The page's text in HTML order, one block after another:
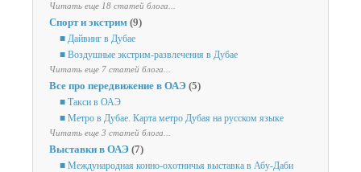
Читать еще 18 статей блога...
Спорт и экстрим (9)
■ Дайвинг в Дубае
■ Воздушные экстрим-развлечения в Дубае
Читать еще 7 статей блога...
Все про передвижение в ОАЭ (5)
■ Такси в ОАЭ
■ Метро в Дубае. Карта метро Дубая на русском языке
Читать еще 3 статей блога...
Выставки в ОАЭ (7)
■ Международная конно-охотничья выставка в Абу-Даби